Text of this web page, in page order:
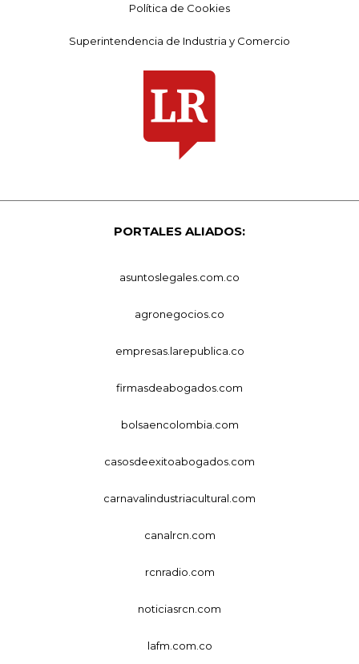
Política de Cookies
Superintendencia de Industria y Comercio
PORTALES ALIADOS:
asuntoslegales.com.co
agronegocios.co
empresas.larepublica.co
firmasdeabogados.com
bolsaencolombia.com
casosdeexitoabogados.com
carnavalindustriacultural.com
canalrcn.com
rcnradio.com
noticiasrcn.com
lafm.com.co